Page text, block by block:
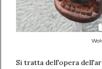
Si tratta dell'opera